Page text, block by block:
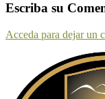
Escriba su
Acceda para dejar un